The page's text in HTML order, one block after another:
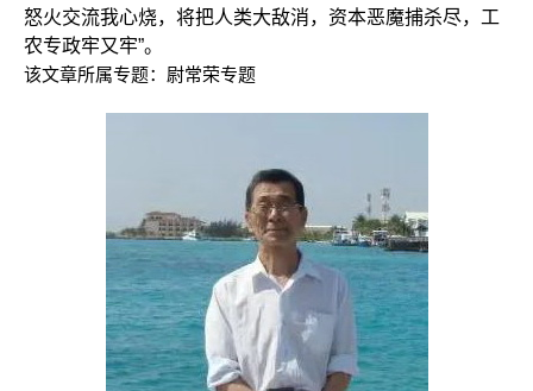
怒火交流我心烧，将把人类大敌消，资本恶魔捕杀尽，工
农专政牢又牢”。
该文章所属专题： 尉常荣专题